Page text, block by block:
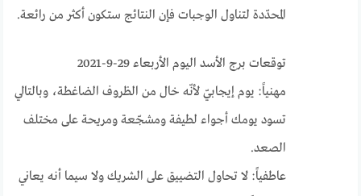
المحدّدة لتناول الوجبات فإن النتائج ستكون أكثر من رائعة.
توقعات برج الأسد اليوم الأربعاء 29-9-2021
مهنياً: يوم إيجابيّ لأنّه خال من الظروف الضاغطة، وبالتالي
تسود يومك أجواء لطيفة ومشجّعة ومريحة على مختلف
الصعد.
عاطفياً: لا تحاول التضييق على الشريك ولا سيما أنه يعاني